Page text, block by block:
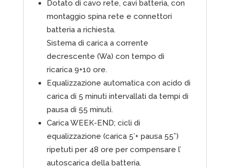
Dotato di cavo rete, cavi batteria, con
montaggio spina rete e connettori
batteria a richiesta.
Sistema di carica a corrente
decrescente (Wa) con tempo di
ricarica 9+10 ore.
Equalizzazione automatica con acido di
carica di 5 minuti intervallati da tempi di
pausa di 55 minuti.
Carica WEEK-END; cicli di
equalizzazione (carica 5’+ pausa 55”)
ripetuti per 48 ore per compensare l’
autoscarica della batteria.